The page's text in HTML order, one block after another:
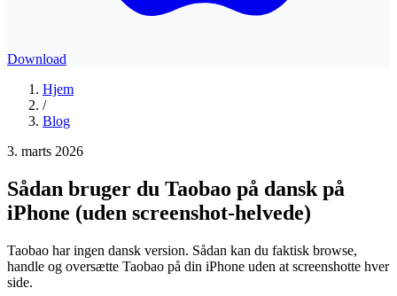
Download
Hjem
/
Blog
3. marts 2026
Sådan bruger du Taobao på dansk på
iPhone (uden screenshot-helvede)
Taobao har ingen dansk version. Sådan kan du faktisk browse,
handle og oversætte Taobao på din iPhone uden at screenshotte hver
side.